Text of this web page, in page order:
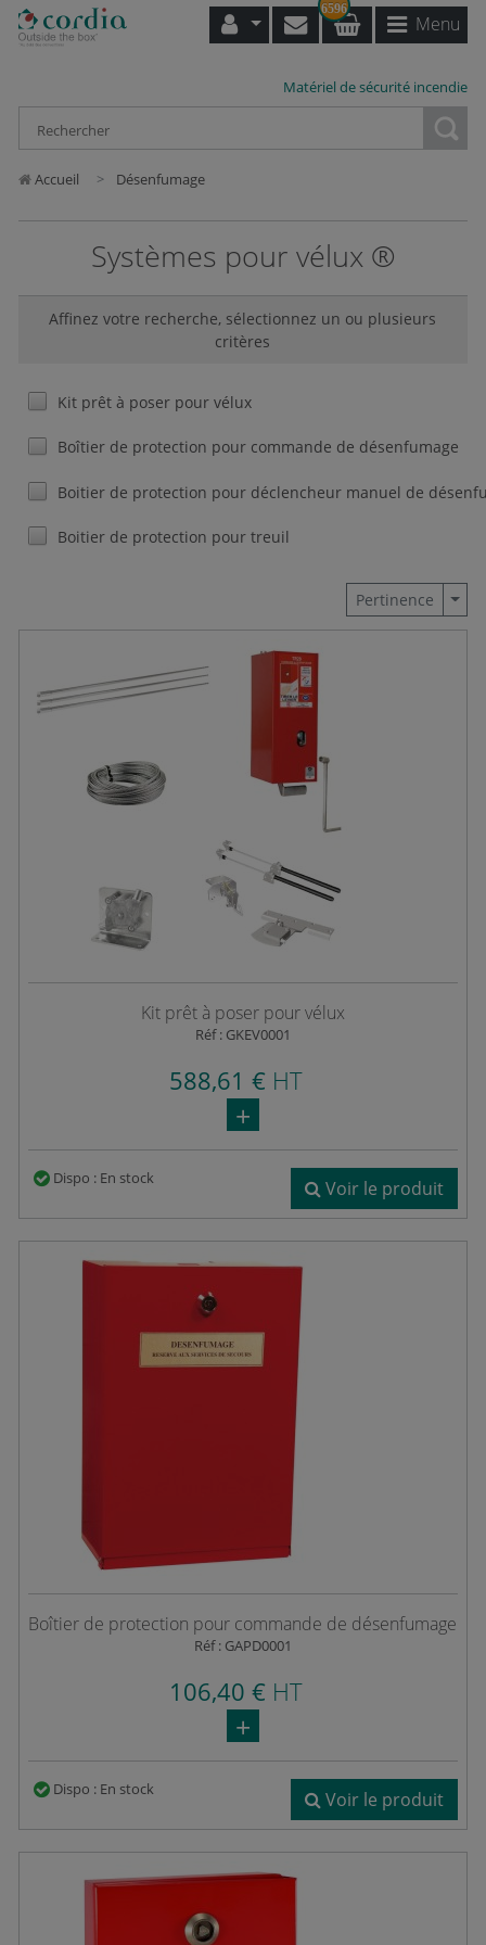
6596
Menu
Matériel de sécurité incendie
Accueil Désenfumage
Systèmes pour vélux ®
Affinez votre recherche, sélectionnez un ou plusieurs
critères
Kit prêt à poser pour vélux
Boîtier de protection pour commande de désenfumage
Boitier de protection pour déclencheur manuel de
Boitier de protection pour treuil
Pertinence
Kit prêt à poser pour vélux
Réf : GKEV0001
588,61 € HT
Dispo : En stock Voir le produit
Boîtier de protection pour commande de désenfumage
Réf : GAPD0001
106,40 € HT
Dispo : En stock Voir le produit